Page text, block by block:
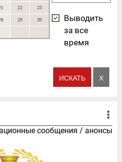
22 23
29 30
Выводить
за все
время
сообщения / анонсы